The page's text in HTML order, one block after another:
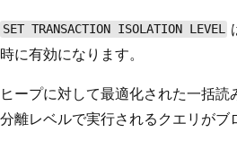
SET TRANSACTION ISOLATION LEVEL
時に有効になります。
ヒープに対して最適化された一括
分離レベルで実行されるクエリがブ